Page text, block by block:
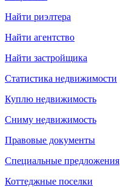
Найти риэлтера
Найти агентство
Найти застройщика
Статистика недвижимости
Куплю недвижимость
Сниму недвижимость
Правовые документы
Специальные предложения
Коттеджные поселки